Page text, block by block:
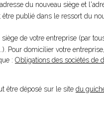
du nouveau siège et
publié dans le ressort du
de votre entreprise (par
Pour domicilier votre
: Obligations des sociétés de
être déposé sur le site du